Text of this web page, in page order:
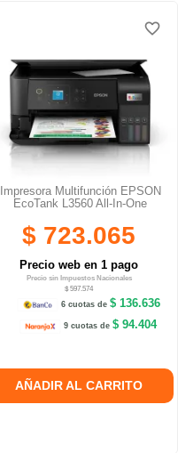
Impresora Multifunción EPSON
EcoTank L3560 All-In-One
$ 723.065
Precio web en 1 pago
Precio sin Impuestos Nacionales
$ 597.574
6 cuotas de $ 136.636
9 cuotas de$ 94.404
AÑADIR AL CARRITO
favorite_border
favorite_border
favorite_border